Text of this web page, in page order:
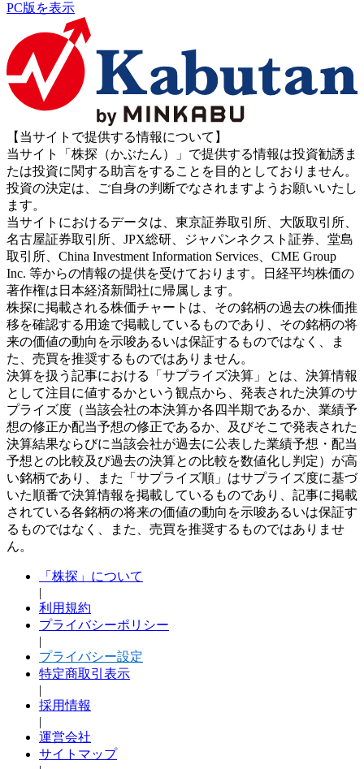
PC版を表示
【当サイトで提供する情報について】
当サイト「株探（かぶたん）」で提供する情報は投資勧誘ま
たは投資に関する助言をすることを目的としておりません。
投資の決定は、ご自身の判断でなされますようお願いいたし
ます。
当サイトにおけるデータは、東京証券取引所、大阪取引所、
名古屋証券取引所、JPX総研、ジャパンネクスト証券、堂島
取引所、China Investment Information Services、CME Group
Inc. 等からの情報の提供を受けております。日経平均株価の
著作権は日本経済新聞社に帰属します。
株探に掲載される株価チャートは、その銘柄の過去の株価推
移を確認する用途で掲載しているものであり、その銘柄の将
来の価値の動向を示唆あるいは保証するものではなく、ま
た、売買を推奨するものではありません。
決算を扱う記事における「サプライズ決算」とは、決算情報
として注目に値するかという観点から、発表された決算のサ
プライズ度（当該会社の本決算か各四半期であるか、業績予
想の修正か配当予想の修正であるか、及びそこで発表された
決算結果ならびに当該会社が過去に公表した業績予想・配当
予想との比較及び過去の決算との比較を数値化し判定）が高
い銘柄であり、また「サプライズ順」はサプライズ度に基づ
いた順番で決算情報を掲載しているものであり、記事に掲載
されている各銘柄の将来の価値の動向を示唆あるいは保証す
るものではなく、また、売買を推奨するものではありませ
ん。
「株探」について
|
利用規約
プライバシーポリシー
|
プライバシー設定
特定商取引表示
|
採用情報
|
運営会社
サイトマップ